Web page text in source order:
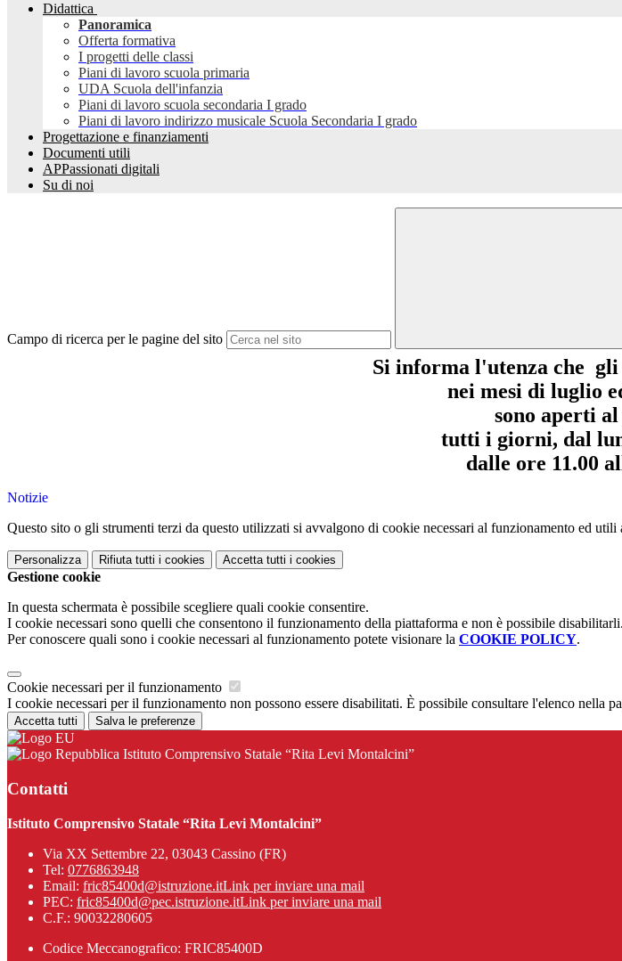
Didattica
Panoramica
Offerta formativa
I progetti delle classi
Piani di lavoro scuola primaria
UDA Scuola dell'infanzia
Piani di lavoro scuola secondaria I grado
Piani di lavoro indirizzo musicale Scuola Secondaria I grado
Progettazione e finanziamenti
Documenti utili
APPassionati digitali
Su di noi
Campo di ricerca per le pagine del sito
Si informa l'utenza che
nei mesi di luglio
sono aperti
tutti i giorni, dal
dalle ore 11.00
Notizie
Questo sito o gli strumenti terzi da questo utilizzati si avvalgono di cookie necessari al funzionamento ed
Personalizza Rifiuta tutti i cookies Accetta tutti i cookies
Gestione cookie
In questa schermata è possibile scegliere quali cookie consentire.
I cookie necessari sono quelli che consentono il funzionamento della piattaforma e non è possibile disabilitarli.
Per conoscere quali sono i cookie necessari al funzionamento potete visionare la COOKIE POLICY.
Cookie necessari per il funzionamento
I cookie necessari per il funzionamento non possono essere disabilitati. È possibile consultare l'elenco nella
Accetta tutti Salva le preferenze
Istituto Comprensivo Statale “Rita Levi Montalcini”
Contatti
Istituto Comprensivo Statale “Rita Levi Montalcini”
Via XX Settembre 22, 03043 Cassino (FR)
Tel: 0776863948
Email: fric85400d@istruzione.itLink per inviare una mail
PEC: fric85400d@pec.istruzione.itLink per inviare una mail
C.F.: 90032280605
Codice Meccanografico: FRIC85400D